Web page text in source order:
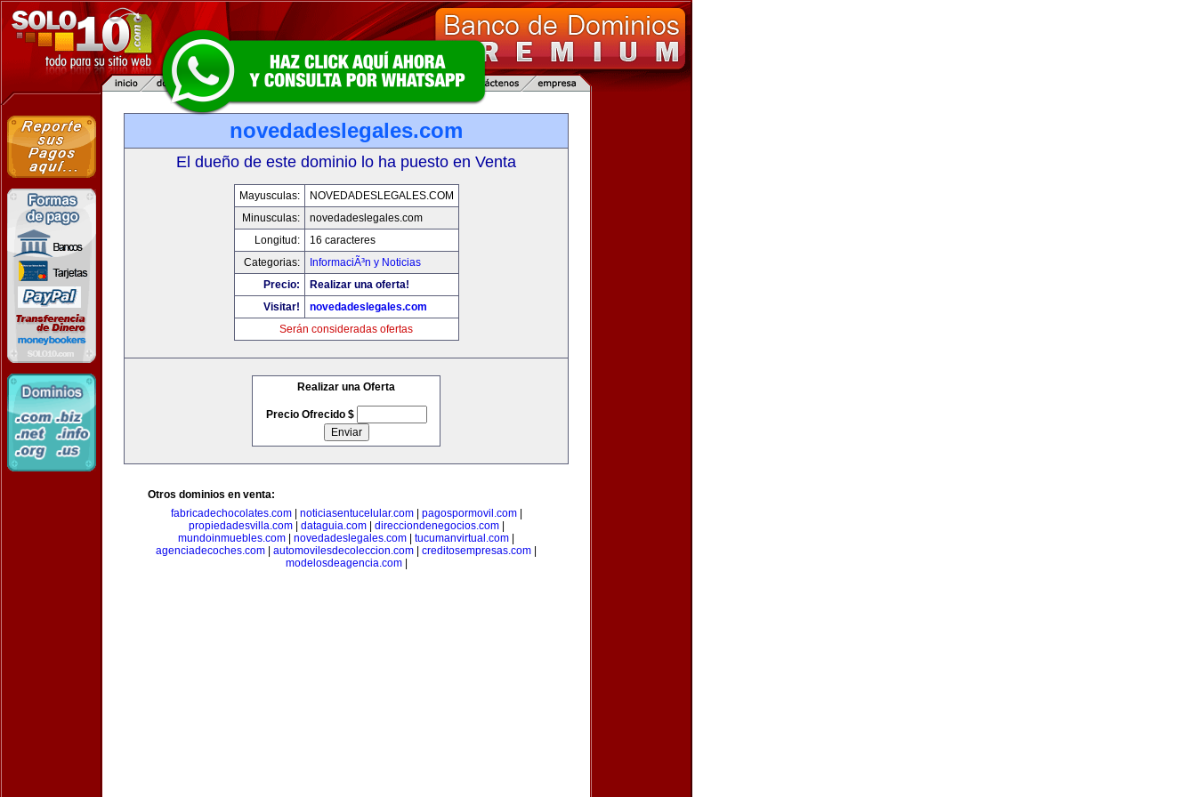
novedadeslegales.com
El dueño de este dominio lo ha puesto en Venta
Mayusculas:
NOVEDADESLEGALES.COM
Minusculas:
novedadeslegales.com
Longitud:
16 caracteres
Categorias:
InformaciÃ³n y Noticias
Precio:
Realizar una oferta!
Visitar!
novedadeslegales.com
Serán consideradas ofertas
Realizar una Oferta
Precio Ofrecido $
Otros dominios en venta:
fabricadechocolates.com| noticiasentucelular.com| pagospormovil.com|
propiedadesvilla.com| dataguia.com| direcciondenegocios.com|
mundoinmuebles.com
novedadeslegales.com tucumanvirtual.com
agenciadecoches.com
automovilesdecoleccion.com creditosempresas.com
modelosdeagencia.com|